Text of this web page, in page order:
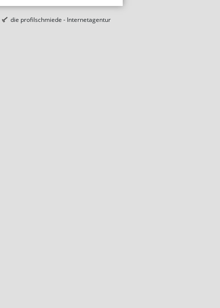
die profilschmiede - Internetagentur